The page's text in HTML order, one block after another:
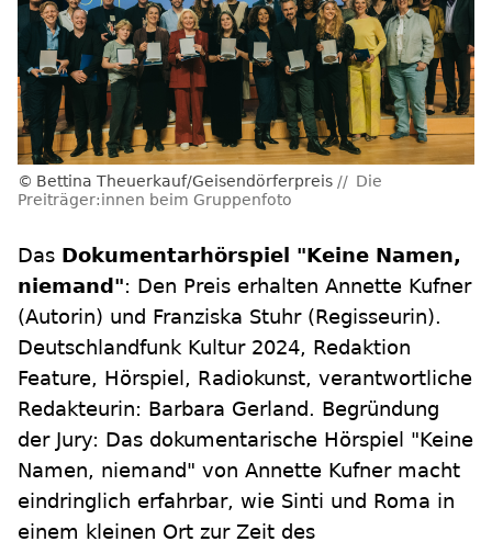
Bettina Theuerkauf/Geisendörferpreis
Die
Preiträger:innen beim Gruppenfoto
Das Dokumentarhörspiel "Keine Namen,
niemand": Den Preis erhalten Annette Kufner
(Autorin) und Franziska Stuhr (Regisseurin).
Deutschlandfunk Kultur 2024, Redaktion
Feature, Hörspiel, Radiokunst, verantwortliche
Redakteurin: Barbara Gerland. Begründung
der Jury: Das dokumentarische Hörspiel "Keine
Namen, niemand" von Annette Kufner macht
eindringlich erfahrbar, wie Sinti und Roma in
einem kleinen Ort zur Zeit des